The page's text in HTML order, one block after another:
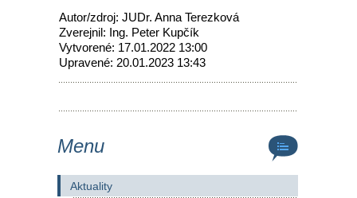
Autor/zdroj: JUDr. Anna Terezková
Zverejnil: Ing. Peter Kupčík
Vytvorené: 17.01.2022 13:00
Upravené: 20.01.2023 13:43
Menu
Aktuality